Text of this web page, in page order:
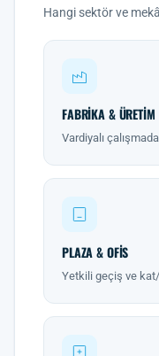
Hangi sektör ve
FABRIKA & ÜRETIM
Vardiyalı
PLAZA & OFIS
Yetkili geçiş ve